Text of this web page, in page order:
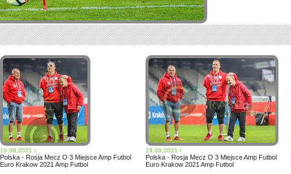
19.09.2021 r
Polska - Rosja Mecz O 3 Miejsce Amp Futbol
Euro Krakow 2021 Amp Futbol
19.09.2021 r
Polska - Rosja Mecz O 3 Miejsce Amp Futbol
Euro Krakow 2021 Amp Futbol